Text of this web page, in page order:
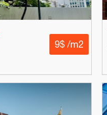
9$ /m2